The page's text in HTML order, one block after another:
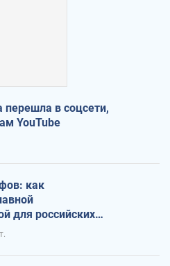
перешла в соцсети,
YouTube
как
для российских